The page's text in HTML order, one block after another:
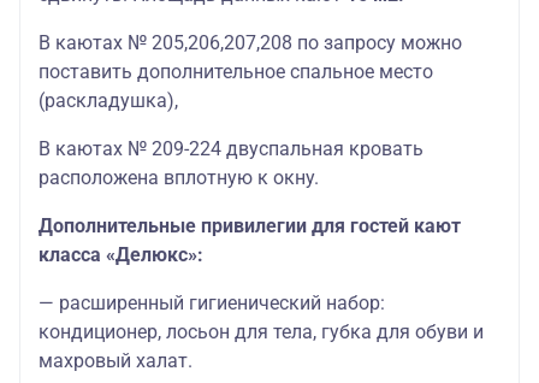
В каютах № 205,206,207,208 по запросу можно
поставить дополнительное спальное место
(раскладушка),
В каютах № 209-224 двуспальная кровать
расположена вплотную к окну.
Дополнительные привилегии для гостей кают
класса «Делюкс»:
— расширенный гигиенический набор:
кондиционер, лосьон для тела, губка для обуви и
махровый халат.